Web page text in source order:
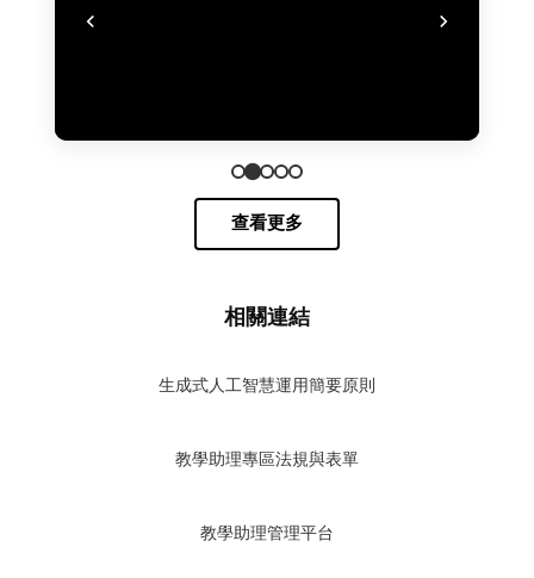
查看更多
相關連結
生成式人工智慧運用簡要原則
教學助理專區法規與表單
教學助理管理平台